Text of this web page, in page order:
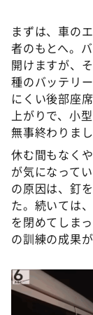
まずは、車の
者のもとへ。
開けますが、
種のバッテリ
にくい後部座
上がりで、小
無事終わりまし
休む間もなく
が気になって
の原因は、釘
た。続いては
を閉めてしま
の訓練の成果